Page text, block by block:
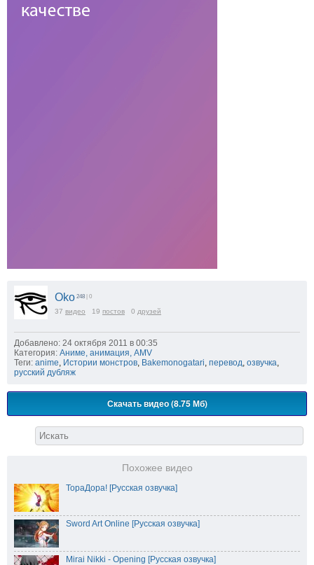
Oko 248 | 0
37 видео 19 постов 0 друзей
Добавлено: 24 октября 2011 в 00:35
Категория: Аниме, анимация, AMV
Теги: anime Истории монстров Bakemonogatari перевод озвучка
русский дубляж
Скачать видео (8.75 Мб)
Похожее видео
ТораДора! [Русская озвучка]
Sword Art Online [Русская озвучка]
Mirai Nikki - Opening [Русская озвучка]